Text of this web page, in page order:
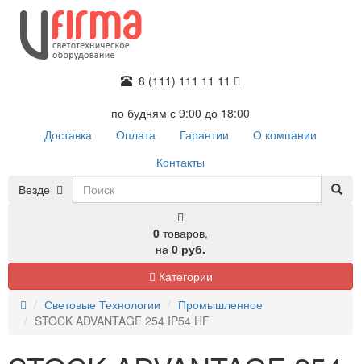
8 (111) 111 11 11
по будням с 9:00 до 18:00
Доставка
Оплата Гарантии
О компании
Контакты
Везде
0 товаров,
на 0 руб.
Категории
Световые Технологии
Промышленное
STOCK ADVANTAGE 254 IP54 HF